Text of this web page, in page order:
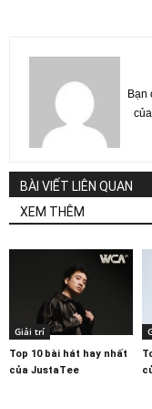
Bạn
BÀI VIẾT LIÊN QUAN
XEM THÊM
Giải trí
Top 10 bài hát hay nhất
của JustaTee